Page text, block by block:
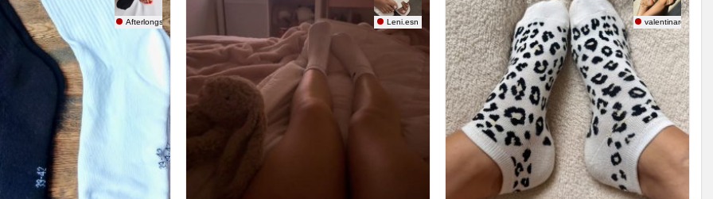
Afterlongshift Leni.esn valentinarose